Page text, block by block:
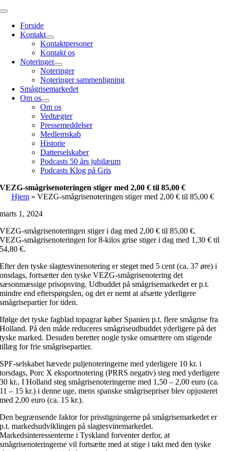
Skip
content
Toggle
NavigationForside
Kontakt
Kontaktpersoner
Kontakt os
Noteringer
Noteringer
Noteringer sammenligning
Smågrisemarkedet
Om os
Om os
Vedtægter
Pressemeddelser
Medlemskab
Historie
Datterselskaber
Podcasts 50 års jubilæum
Podcasts Klog på Gris
VEZG-smågrisenoteringen stiger med 2,00 € til 85,00 €
Hjem» VEZG-smågrisenoteringen stiger med 2,00 € til 85,00 €
marts 1, 2024
VEZG-smågrisenoteringen stiger i dag med 2,00 € til 85,00 €.
VEZG-smågrisenoteringen for 8-kilos grise stiger i dag med 1,30 € til
54,80 €.
Efter den tyske slagtesvinenotering er steget med 5 cent (ca. 37 øre) i
onsdags, fortsætter den tyske VEZG-smågrisenotering det
sæsonmæssige prisopsving. Udbuddet på smågrisemarkedet er p.t.
mindre end efterspørgslen, og det er nemt at afsætte yderligere
smågrisepartier for tiden.
Ifølge det tyske fagblad topagrar køber Spanien p.t. flere smågrise fra
Holland. På den måde reduceres smågriseudbuddet yderligere på det
tyske marked. Desuden beretter nogle tyske omsættere om stigende
tillæg for frie smågrisepartier.
SPF-selskabet hævede puljenoteringerne med yderligere 10 kr. i
torsdags, Porc X eksportnotering (PRRS negativ) steg med yderligere
30 kr.. I Holland steg smågrisenoteringerne med 1,50 – 2,00 euro (ca.
11 – 15 kr.) i denne uge, mens spanske smågrisepriser blev opjusteret
med 2,00 euro (ca. 15 kr.).
Den begrænsende faktor for prisstigningerne på smågrisemarkedet er
p.t. markedsudviklingen på slagtesvinemarkedet.
Markedsinteressenterne i Tyskland forventer derfor, at
smågrisenoteringerne vil fortsætte med at stige i takt med den tyske